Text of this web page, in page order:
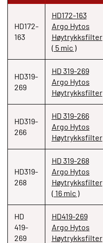
HD172-
163
HD172-163
Argo Hytos
Høytrykksfilter
( 5 mic )
HD319-
269
HD 319-269
Argo Hytos
Høytrykksfilter
HD319-
266
HD 319-266
Argo Hytos
Høytrykksfilter
HD319-
268
HD 319-268
Argo Hytos
Høytrykksfilter
( 16 mic )
HD
419-
269
HD419-269
Argo Hytos
Høytrykksfilter